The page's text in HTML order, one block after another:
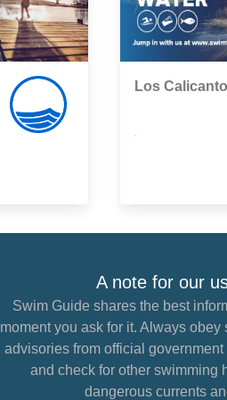
Los
A note for our
Swim Guide shares the best
moment you ask for it. Always obey
advisories from official
and check for other swimming
dangerous currents